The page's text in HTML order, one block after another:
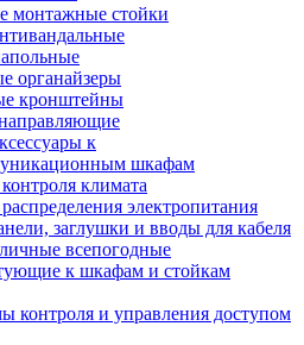
монтажные стойки
органайзеры
кронштейны
к
шкафам
климата
электропитания
заглушки и вводы для кабеля
всепогодные
к шкафам и стойкам
контроля и управления доступом